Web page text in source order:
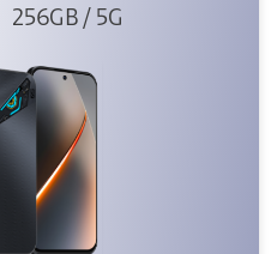
256GB / 5G